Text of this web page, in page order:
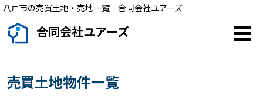
八戸市の売買土地・売地一覧｜合同会社ユアーズ
合同会社ユアーズ
売買土地物件一覧